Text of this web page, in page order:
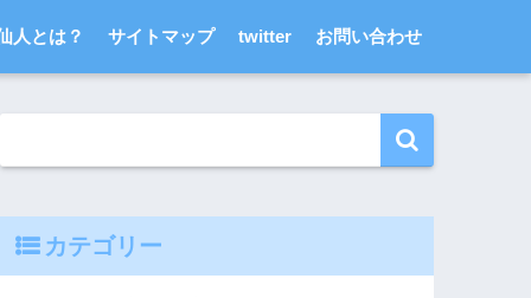
人とは？ サイトマップ twitter お問い合わせ
カテゴリー